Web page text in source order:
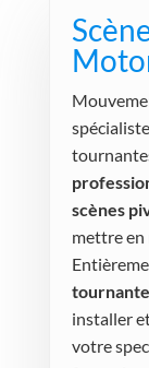
scènes
mettre
installer
votre